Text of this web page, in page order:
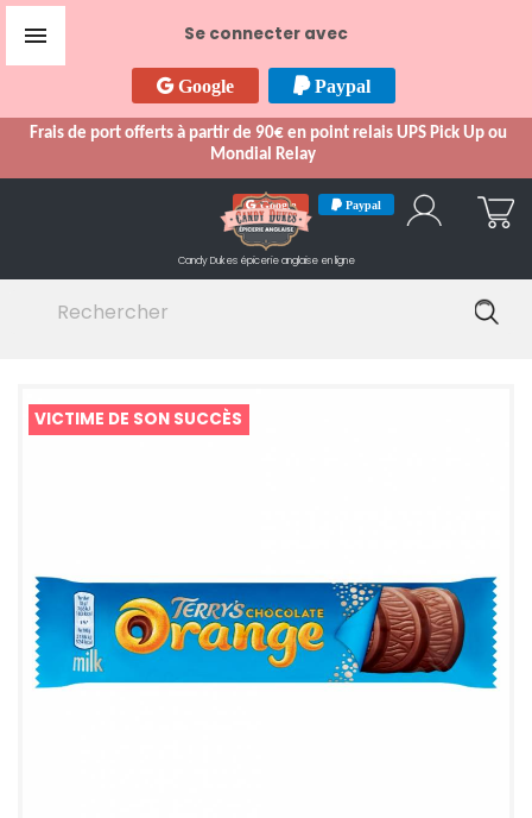
Se connecter avec
Google Paypal
Frais de port offerts à partir de 90€ en point relais UPS Pick Up ou
Mondial Relay

Google Paypal
Candy Dukes épicerie anglaise en ligne
VICTIME DE SON SUCCÈS